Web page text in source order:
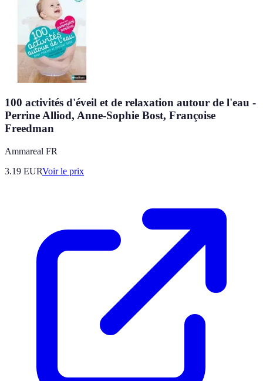
100 activités d'éveil et de relaxation autour de l'eau -
Perrine Alliod, Anne-Sophie Bost, Françoise
Freedman
Ammareal FR
3.19 EURVoir le prix